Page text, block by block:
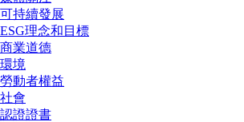
可持續發展
ESG理念和目標
商業道德
環境
勞動者權益
社會
認證證書